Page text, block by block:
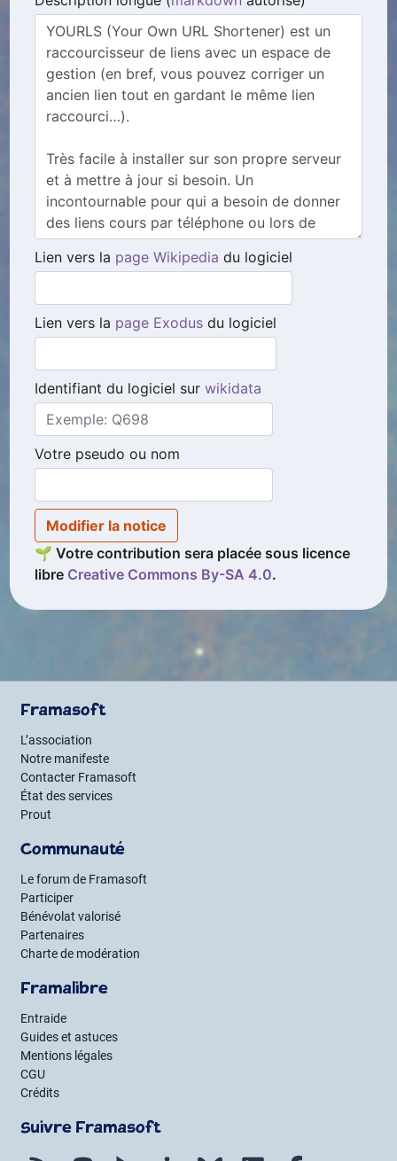
Lien vers la page Wikipedia du logiciel
Lien vers la page Exodus du logiciel
Identifiant du logiciel surwikidata
Votre pseudo ou nom
Modifier la notice
🌱 Votre contribution sera placée sous licence
libre Creative Commons By-SA 4.0.
Framasoft
L’association
Notre manifeste
Contacter Framasoft
État des services
Prout
Communauté
Le forum de Framasoft
Participer
Bénévolat valorisé
Partenaires
Charte de modération
Framalibre
Entraide
Guides et astuces
Mentions légales
CGU
Crédits
Suivre Framasoft
Flux RSS MastodonPeerTube Mobilizon Bluesky LinkedIn